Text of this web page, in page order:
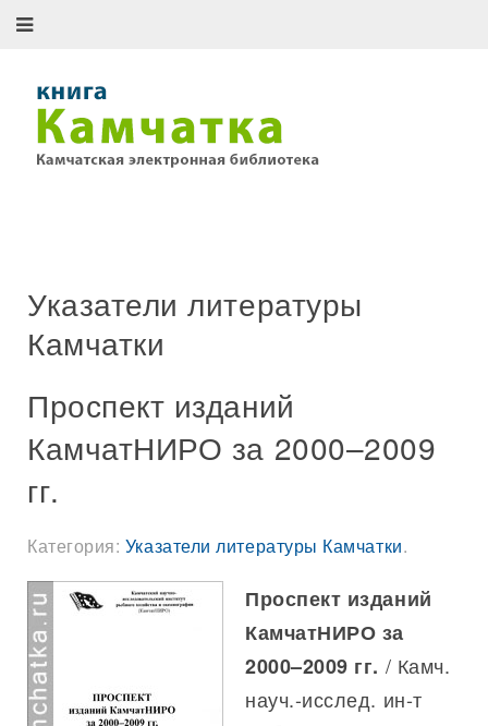
Указатели литературы
Камчатки
Проспект изданий
КамчатНИРО за 2000–2009
гг.
Категория: Указатели литературы Камчатки.
Проспект изданий
КамчатНИРО за
2000–2009 гг. / Камч.
науч.-исслед. ин-т